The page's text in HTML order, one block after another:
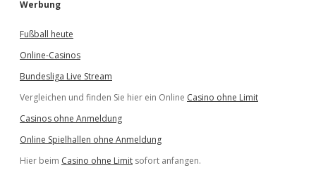
Werbung
Fußball heute
Online-Casinos
Bundesliga Live Stream
Vergleichen und finden Sie hier ein Online Casino ohne Limit
Casinos ohne Anmeldung
Online Spielhallen ohne Anmeldung
Hier beim Casino ohne Limit sofort anfangen.